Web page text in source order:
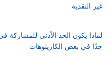
غير النقدية
لماذا يكون الحد الأدنى للمشاركة
جدًا في بعض الكازينوهات